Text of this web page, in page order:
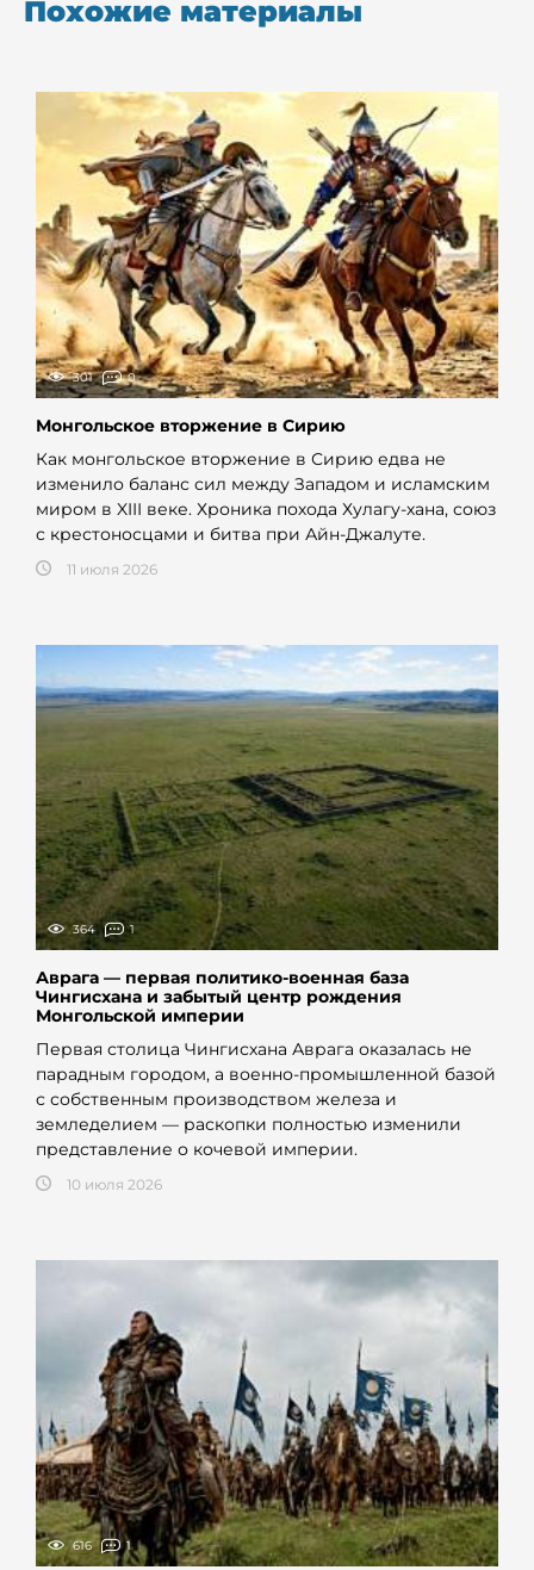
Похожие материалы
301 0
Монгольское вторжение в Сирию
Как монгольское вторжение в Сирию едва не
изменило баланс сил между Западом и исламским
миром в XIII веке. Хроника похода Хулагу-хана, союз
с крестоносцами и битва при Айн-Джалуте.
11 июля 2026
364 1
Аврага — первая политико-военная база
Чингисхана и забытый центр рождения
Монгольской империи
Первая столица Чингисхана Аврага оказалась не
парадным городом, а военно-промышленной базой
с собственным производством железа и
земледелием — раскопки полностью изменили
представление о кочевой империи.
10 июля 2026
616 1